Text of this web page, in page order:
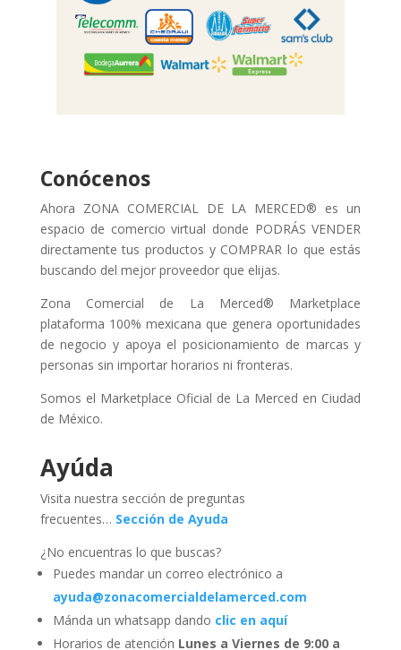
Conócenos
Ahora ZONA COMERCIAL DE LA MERCED® es un
espacio de comercio virtual donde PODRÁS VENDER
directamente tus productos y COMPRAR lo que estás
buscando del mejor proveedor que elijas.
Zona Comercial de La Merced® Marketplace
plataforma 100% mexicana que genera oportunidades
de negocio y apoya el posicionamiento de marcas y
personas sin importar horarios ni fronteras.
Somos el Marketplace Oficial de La Merced en Ciudad
de México.
Ayúda
Visita nuestra sección de preguntas
frecuentes… Sección de Ayuda
¿No encuentras lo que buscas?
Puedes mandar un correo electrónico a
ayuda@zonacomercialdelamerced.com
Mánda un whatsapp dando clic en aquí
Horarios de atención Lunes a Viernes de 9:00 a